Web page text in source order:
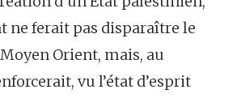
ne ferait pas disparaître le
Orient, mais, au
vu l’état d’esprit